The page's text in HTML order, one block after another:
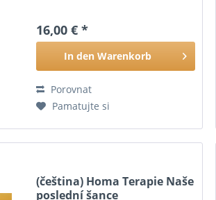
16,00 € *
In den Warenkorb
Porovnat
Pamatujte si
(čeština) Homa Terapie Naše
poslední šance